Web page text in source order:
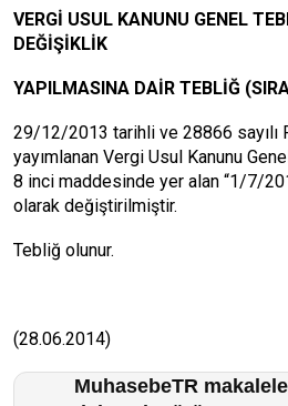
VERGİ USUL KANUNU GENEL
DEĞİŞİKLİK
YAPILMASINA DAİR TEBLİĞ
29/12/2013 tarihli ve 28866 sayılı
yayımlanan Vergi Usul Kanunu
8 inci maddesinde yer alan “1/7/
olarak değiştirilmiştir.
Tebliğ olunur.
(28.06.2014)
MuhasebeTR